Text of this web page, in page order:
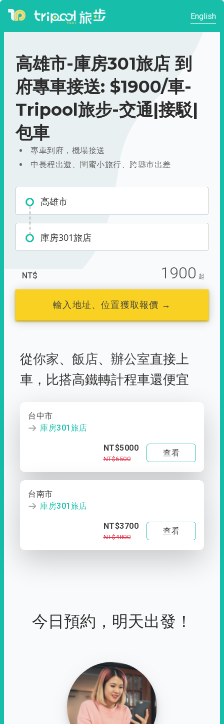
English
高雄市-庫房301旅店 到
府專車接送: $1900/車-
Tripool旅步-交通|接駁|
包車
專車到府，機場接送
中長程出遊、閨蜜小旅行、跨縣市出差
高雄市
庫房301旅店
NT$ 1900 起
輸入地址、位置獲取報價 →
從你家、 飯店、 辦公室直接上
車， 比搭高鐵轉計程車還便宜
台中市
庫房301旅店
NT$5000
NT$6500
查看
台南市
庫房301旅店
NT$3700
NT$4800
查看
今日預約，明天出發！